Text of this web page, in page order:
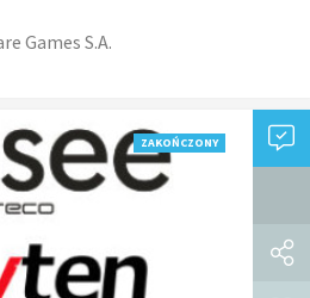
Games S.A.
ZAKOŃCZONY